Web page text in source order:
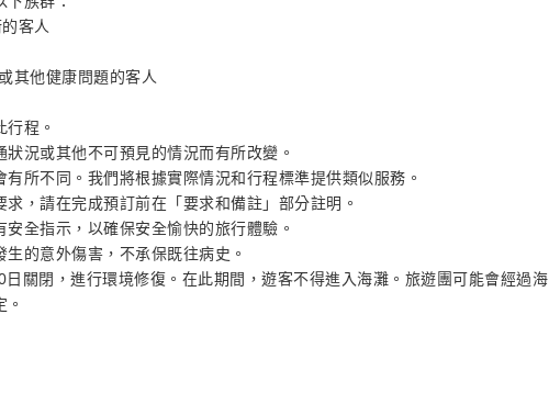
客人
其他健康問題的客人
程。
況或其他不可預見的情況而有所改變。
所不同。我們將根據實際情況和行程標準提供類似服務。
，請在完成預訂前在「要求和備註」部分註明。
全指示，以確保安全愉快的旅行體驗。
的意外傷害，不承保既往病史。
關閉，進行環境修復。在此期間，遊客不得進入海灘。旅遊團可能會經過海